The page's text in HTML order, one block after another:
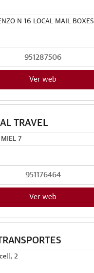
N 16 LOCAL MAIL BOXES
951287506
Ver web
TRAVEL
MIEL 7
951176464
Ver web
2